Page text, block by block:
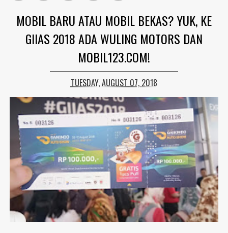
MOBIL BARU ATAU MOBIL BEKAS? YUK, KE
GIIAS 2018 ADA WULING MOTORS DAN
MOBIL123.COM!
TUESDAY, AUGUST 07, 2018